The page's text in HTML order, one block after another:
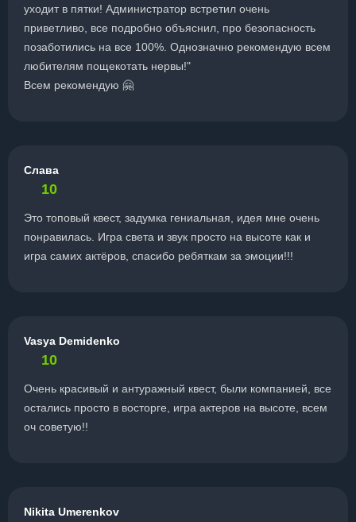
уходит в пятки! Администратор встретил очень
приветливо, все подробно объяснил, про безопасность
позаботились на все 100%. Однозначно рекомендую всем
любителям пощекотать нервы!"
Всем рекомендую 🤗
Слава
10
Это топовый квест, задумка гениальная, идея мне очень
понравилась. Игра света и звук просто на высоте как и
игра самих актёров, спасибо ребяткам за эмоции!!!
Vasya Demidenko
10
Очень красивый и антуражный квест, были компанией, все
остались просто в восторге, игра актеров на высоте, всем
оч советую!!
Nikita Umerenkov